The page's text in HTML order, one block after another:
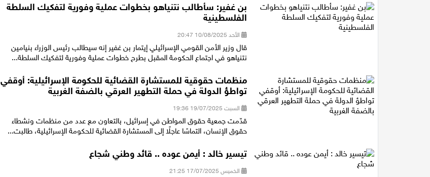
بن غفير: سأطالب نتنياهو بخطوات عملية وفورية لتفكيك السلطة
الفلسطينية
الأحد 10/08/2025 20:47
قال وزير الأمن القومي الإسرائيلي إيتمار بن غفير إنه سيطالب رئيس الوزراء بنيامين
نتنياهو في اجتماع الحكومة المقبل بطرح خطوات عملية وفورية لتفكيك السلطة...
منظمات حقوقية للمستشارة القضائية للحكومة الإسرائيلية: أوقفي
تواطؤ الدولة في حملة التطهير العرقي بالضفة الغربية
السبت 19/07/2025 19:36
قدّمت جمعية حقوق المواطن في إسرائيل، بالتعاون مع عدد من منظمات ونشطاء
حقوق الإنسان، التماسًا عاجلًا إلى المستشارة القضائية للحكومة الإسرائيلية، طالبت...
تيسير خالد : أيمن عوده .. قائد وطني شجاع
الخميس 17/07/2025 21:25